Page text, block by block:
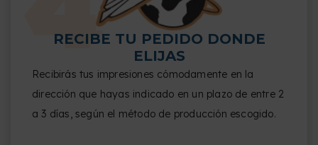
RECIBE TU PEDIDO DONDE
ELIJAS
Recibirás tus impresiones cómodamente en la
dirección que hayas indicado en un plazo de entre 2
a 3 días, según el método de producción escogido.